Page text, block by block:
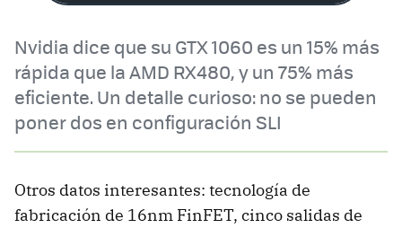
Nvidia dice que su GTX 1060 es un 15% más
rápida que la AMD RX480, y un 75% más
eficiente. Un detalle curioso: no se pueden
poner dos en configuración SLI
Otros datos interesantes: tecnología de
fabricación de 16nm FinFET, cinco salidas de